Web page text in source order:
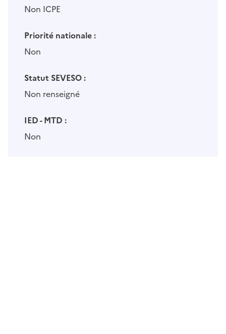
Non ICPE
Priorité nationale :
Non
Statut SEVESO :
Non renseigné
IED - MTD :
Non